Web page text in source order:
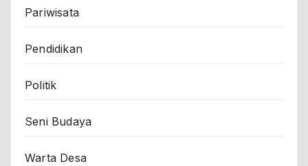
Pariwisata
Pendidikan
Politik
Seni Budaya
Warta Desa